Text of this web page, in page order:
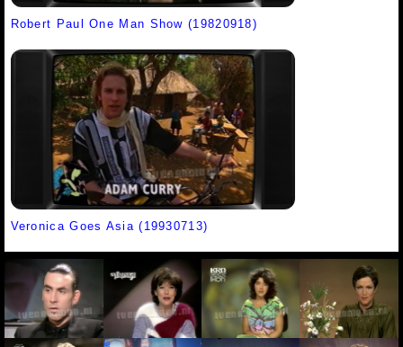
Robert Paul One Man Show (19820918)
Veronica Goes Asia (19930713)